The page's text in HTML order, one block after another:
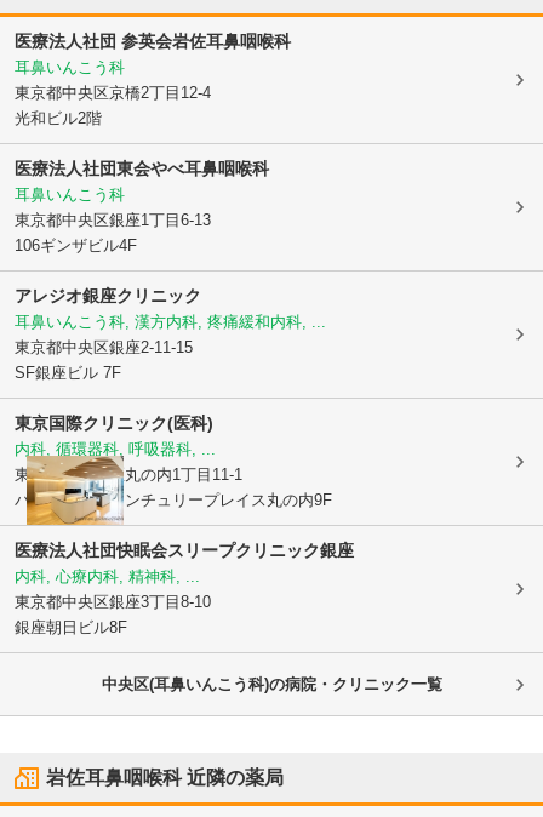
医療法人社団 参英会岩佐耳鼻咽喉科
耳鼻いんこう科
東京都中央区京橋2丁目12-4
光和ビル2階
医療法人社団東会やべ耳鼻咽喉科
耳鼻いんこう科
東京都中央区銀座1丁目6-13
106ギンザビル4F
アレジオ銀座クリニック
耳鼻いんこう科, 漢方内科, 疼痛緩和内科, ...
東京都中央区銀座2-11-15
SF銀座ビル 7F
東京国際クリニック(医科)
内科, 循環器科, 呼吸器科, ...
東京都千代田区丸の内1丁目11-1
パシフィックセンチュリープレイス丸の内9F
医療法人社団快眠会スリープクリニック銀座
内科, 心療内科, 精神科, ...
東京都中央区銀座3丁目8-10
銀座朝日ビル8F
中央区(耳鼻いんこう科)の病院・クリニック一覧
岩佐耳鼻咽喉科近隣の薬局